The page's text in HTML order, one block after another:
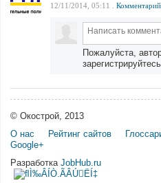
12/11/2014, 05:11 Комментарий
Пожалуйста,
зарегистрируйтесь
© Окострой, 2013
О нас
Рейтинг сайтов
Google+
Разработка JobHub.ru